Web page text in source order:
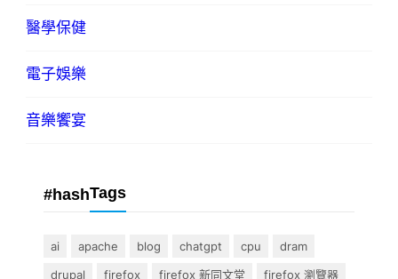
醫學保健
電子娛樂
音樂饗宴
#hashTags
ai apache blog chatgpt cpu
dram
drupal
firefox firefox 新同文堂
firefox 瀏覽器